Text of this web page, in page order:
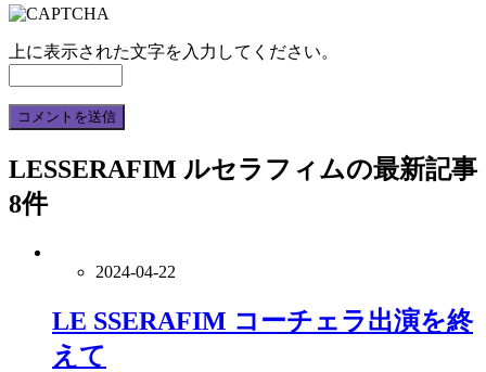
上に表示された文字を入力してください。
LESSERAFIM ルセラフィムの最新記事
8件
2024-04-22
LE SSERAFIM コーチェラ出演を終
えて